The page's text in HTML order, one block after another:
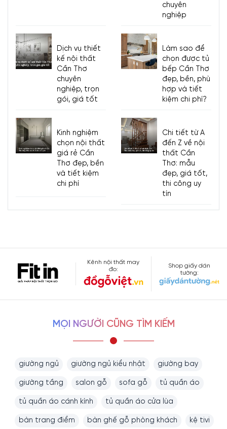
chuyên
nghiệp
Dịch vụ thiết
kế nội thất
Cần Thơ
chuyên
nghiệp, trọn
gói, giá tốt
Làm sao để
chọn được tủ
bếp Cần Thơ
đẹp, bền, phù
hợp và tiết
kiệm chi phí?
Kinh nghiệm
chọn nội thất
giá rẻ Cần
Thơ đẹp, bền
và tiết kiệm
chi phí
Chi tiết từ A
đến Z về nội
thất Cần
Thơ: mẫu
đẹp, giá tốt,
thi công uy
tín
Kênh nội thất may
đo:
Shop giấy dán
tường:
MỌI NGƯỜI CŨNG TÌM KIẾM
giường ngủ giường ngủ kiểu nhật giường bay
giường tầng salon gỗ sofa gỗ tủ quần áo
tủ quần áo cánh kính tủ quần áo cửa lùa
bàn trang điểm bàn ghế gỗ phòng khách kệ tivi